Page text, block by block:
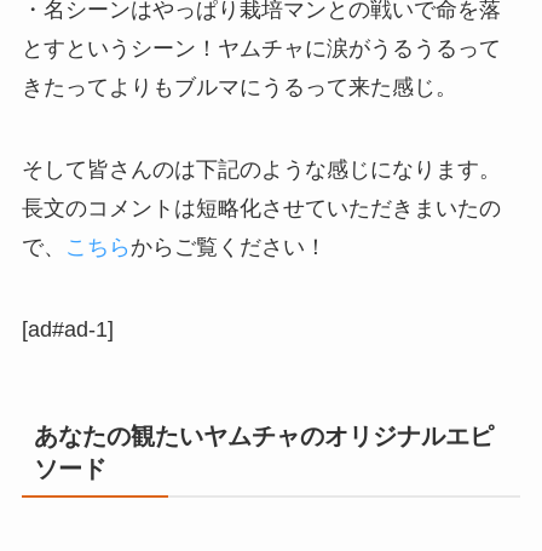
・名シーンはやっぱり栽培マンとの戦いで命を落
とすというシーン！ヤムチャに涙がうるうるって
きたってよりもブルマにうるって来た感じ。
そして皆さんのは下記のような感じになります。
長文のコメントは短略化させていただきまいたの
で、
こちら からご覧ください！
[ad#ad-1]
あなたの観たいヤムチャのオリジナルエピ
ソード